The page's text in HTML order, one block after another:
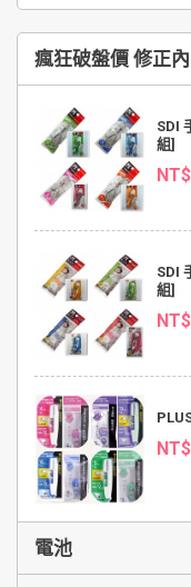
瘋狂破盤價 修正
SDI
組]
SDI
組]
電池